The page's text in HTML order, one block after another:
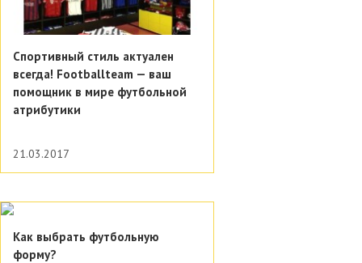
Спортивный стиль актуален
всегда! Footballteam — ваш
помощник в мире футбольной
атрибутики
21.03.2017
Как выбрать футбольную
форму?